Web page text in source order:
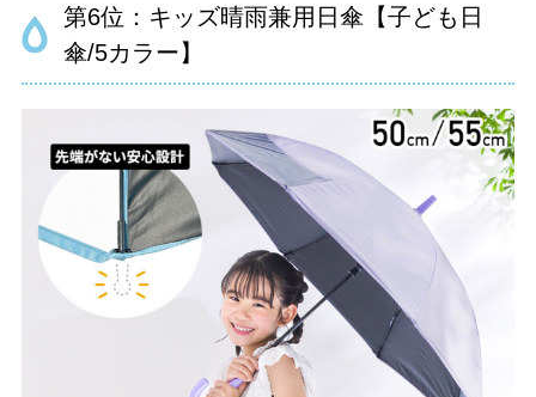
第6位：キッズ晴雨兼用日傘【子ども日
傘/5カラー】